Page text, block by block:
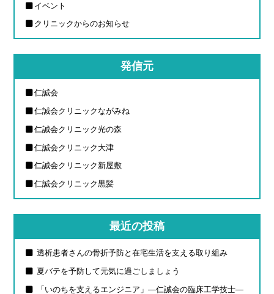
イベント
クリニックからのお知らせ
発信元
仁誠会
仁誠会クリニックながみね
仁誠会クリニック光の森
仁誠会クリニック大津
仁誠会クリニック新屋敷
仁誠会クリニック黒髪
最近の投稿
透析患者さんの骨折予防と在宅生活を支える取り組み
夏バテを予防して元気に過ごしましょう
「いのちを支えるエンジニア」―仁誠会の臨床工学技士―